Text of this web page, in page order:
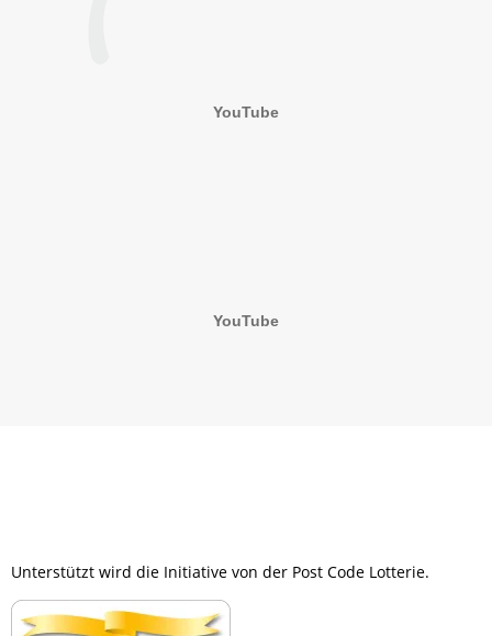
Unterstützt wird die Initiative von der Post Code Lotterie.